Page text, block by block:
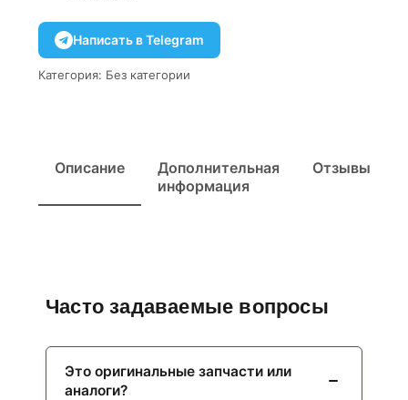
Написать в Telegram
Категория: Без категории
Описание
Дополнительная
информация
Отзывы
Часто задаваемые вопросы
Это оригинальные запчасти или
аналоги?